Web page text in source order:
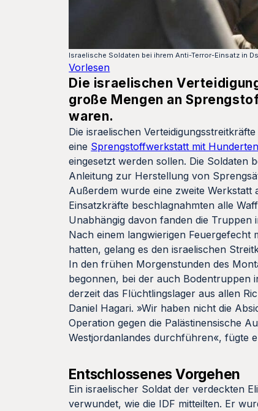
Israelische Soldaten bei ihrem Anti-Terror-Einsatz in
Vorlesen
Die israelischen
große Mengen an
waren.
Die israelischen
eine Sprengstoffwerkstatt mit
eingesetzt werden sollen. Die Soldaten
Anleitung zur Herstellung von
Außerdem wurde eine zweite
Einsatzkräfte beschlagnahmten alle
Unabhängig davon fanden die
Nach einem langwierigen Feuergefecht
hatten, gelang es den israelischen
In den frühen Morgenstunden des
begonnen, bei der auch Bodentruppen
derzeit das Flüchtlingslager aus allen
Daniel Hagari. »Wir haben nicht die
Operation gegen die Palästinensische
Westjordanlandes durchführen«, fügte
Entschlossenes Vorgehen
Ein israelischer Soldat der verdeckten
verwundet, wie die IDF mitteilten. Er